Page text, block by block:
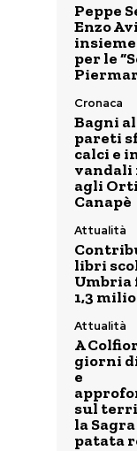
Peppe
Enzo
per le
Cronaca
Bagni
pareti
calci e
vandali
agli
Canapè
Attualità
libri
Umbria
1,3
Attualità
A
giorni
e
sul
la
patata